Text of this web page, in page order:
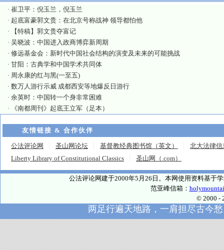
· 崔卫平：倪玉兰，倪玉兰
· 起底富豪郭文贵：在北京号称战神 领导都怕他
·
【特稿】郭文贵夺富记
· 吴晓波：中国进入政商博弈新周期
· 修远基金会：新时代中国社会结构的演变及未来的可能挑战
· 甘阳：古典学和中国学术共同体
· 周永康的红与黑(一至五)
· 数万人游行示威 成都西安等地爆反日游行
· 余英时：中国转一个身非常困难
·
《南都周刊》起底王立军（足本）
友情链接 & 合作伙伴
公法评论网 圣山网论坛 基督教经典图书馆（英文）
北大法律信
Liberty Library of Constitutional Classics
圣山网（.com）
公法评论网建于2000年5月26日。本网使用资料基于
范亚峰信箱：
© 2000 -
两足行遍天地路，一肩担尽古今